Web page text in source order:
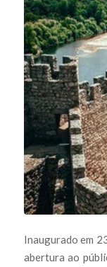
Inaugurado em
abertura ao